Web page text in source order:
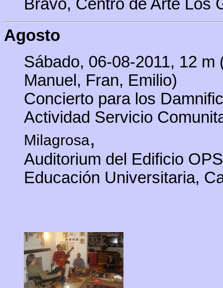
Bravo, Centro de Arte Los
Agosto
Sábado, 06-08-2011, 12
Manuel, Fran, Emilio)
Concierto para los
Actividad Servicio Comu
Milagrosa,
Auditorium del Edificio
Educación Universitaria,